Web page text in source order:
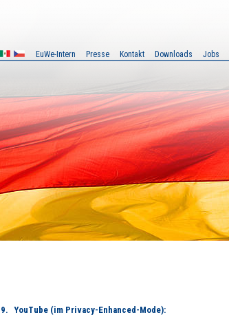
9. YouTube (im Privacy-Enhanced-Mode):
EuWe-Intern Presse Kontakt Downloads Jobs